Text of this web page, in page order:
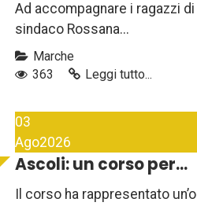
Ad accompagnare i ragazzi di
sindaco Rossana...
Marche
363
Leggi tutto...
03
Ago2026
Ascoli: un corso per...
Il corso ha rappresentato